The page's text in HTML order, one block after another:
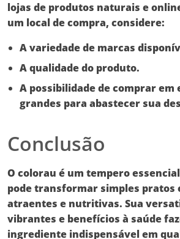
lojas de produtos naturais e
um local de compra, considere:
A variedade de marcas
A qualidade do produto.
A possibilidade de comprar em
grandes para abastecer sua
Conclusão
O colorau é um tempero
pode transformar simples pratos
atraentes e nutritivas. Sua
vibrantes e benefícios à saúde
ingrediente indispensável em